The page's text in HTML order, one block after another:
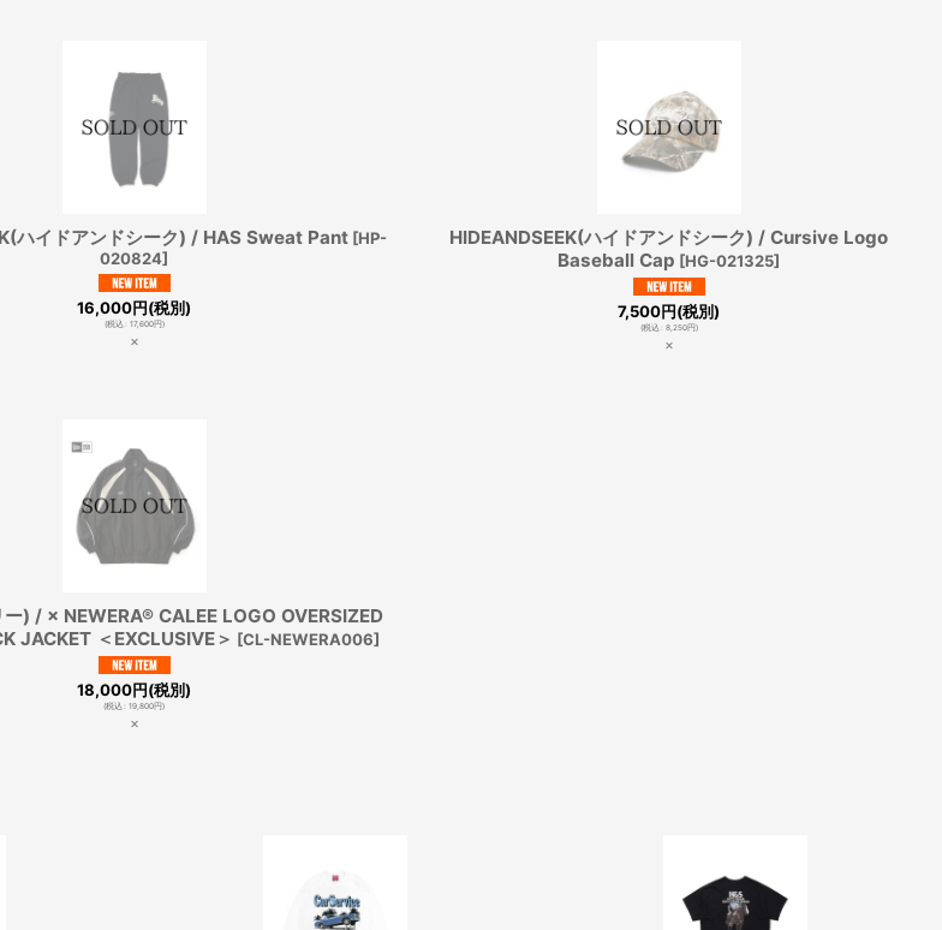
ハイドアンドシーク) / HAS Sweat Pant [HP-
020824]
16,000円(税別)
(税込: 17,600円)
×
HIDEANDSEEK(ハイドアンドシーク) / Cursive Logo
Baseball Cap [HG-021325]
7,500円(税別)
(税込: 8,250円)
×
) / × NEWERA®︎ CALEE LOGO OVERSIZED
JACKET ＜EXCLUSIVE＞ [CL-NEWERA006]
18,000円(税別)
(税込: 19,800円)
×